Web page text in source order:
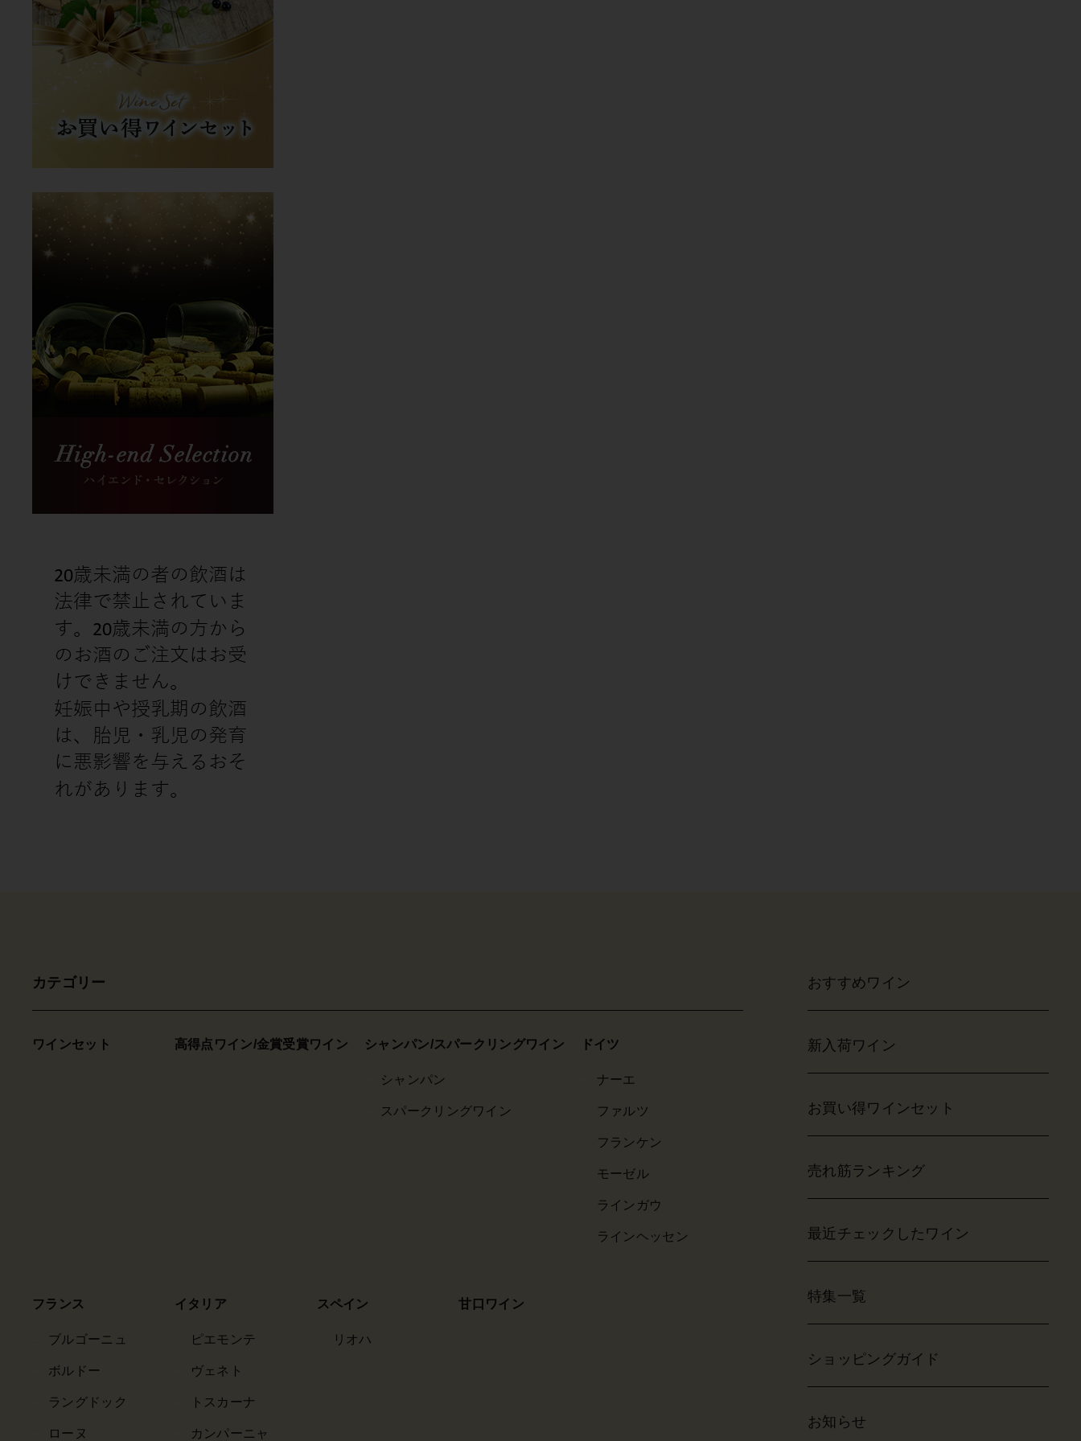
カテゴリー
ワインセット 高得点ワイン/金賞受賞ワイン シャンパン/スパークリングワイン
シャンパン
スパークリングワイン
ドイツ
ナーエ
ファルツ
フランケン
モーゼル
ラインガウ
ラインヘッセン
フランス
ブルゴーニュ
ボルドー
ラングドック
ローヌ
イタリア
ピエモンテ
ヴェネト
トスカーナ
カンパーニャ
スペイン
リオハ
甘口ワイン
おすすめワイン
新入荷ワイン
お買い得ワインセット
売れ筋ランキング
最近チェックしたワイン
特集一覧
ショッピングガイド
お知らせ